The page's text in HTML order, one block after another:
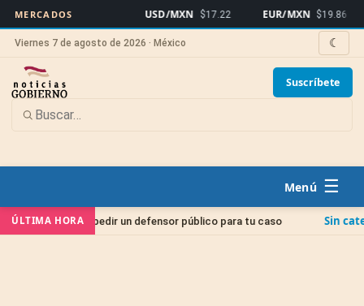
MERCADOS USD/MXN $17.22 EUR/MXN $19.86
Viernes 7 de agosto de 2026 · México ☾
Suscríbete
☰
ÚLTIMA HORA
pedir un defensor público para tu caso Sin categoría Juicio